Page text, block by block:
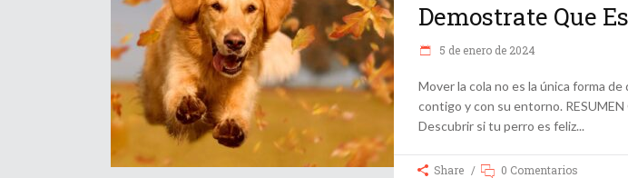
Demostrate Que
5 de enero de 2024
Mover la cola no es la única forma
contigo y con su entorno.
Descubrir si tu perro es feliz
Share 0 Comentarios